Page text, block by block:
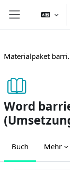
Website-
Word
Buch Mehr